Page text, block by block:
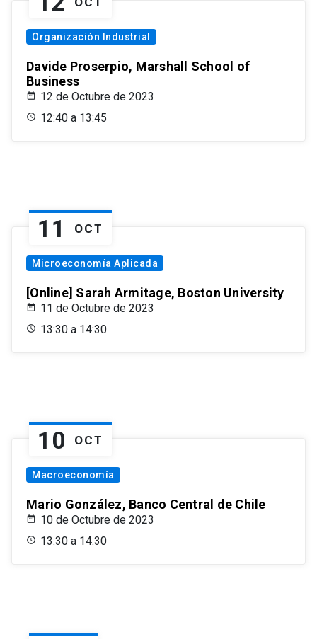
Organización Industrial
Davide Proserpio, Marshall School of
Business
12 de Octubre de 2023
12:40 a 13:45
11 OCT
Microeconomía Aplicada
[Online] Sarah Armitage, Boston University
11 de Octubre de 2023
13:30 a 14:30
10 OCT
Macroeconomía
Mario González, Banco Central de Chile
10 de Octubre de 2023
13:30 a 14:30